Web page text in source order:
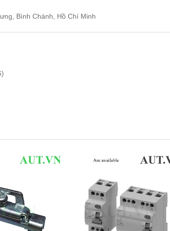
Bình Chánh, Hồ Chí Minh